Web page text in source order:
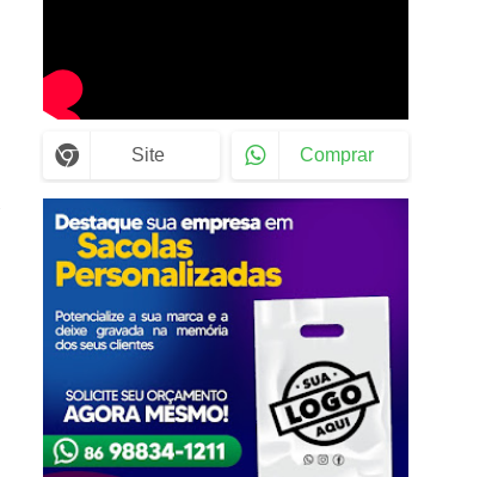
Site Comprar